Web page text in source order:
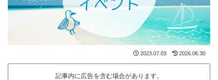
2023.07.03 2026.06.30
記事内に広告を含む場合があります。